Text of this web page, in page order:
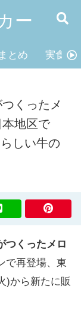
ー
とめ 実食レ
くったメ
地区で
しい牛の
つくったメロ
で再登場、東
)から新たに販